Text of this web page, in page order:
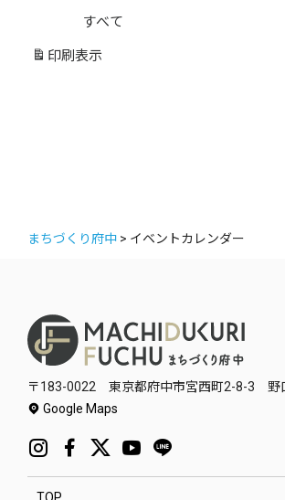
ゴ
リ
すべて
印刷 表示
まちづくり府中 > イベントカレンダー
〒183-0022 東京都府中市宮西町2-8-3 野
Google Maps
TOP